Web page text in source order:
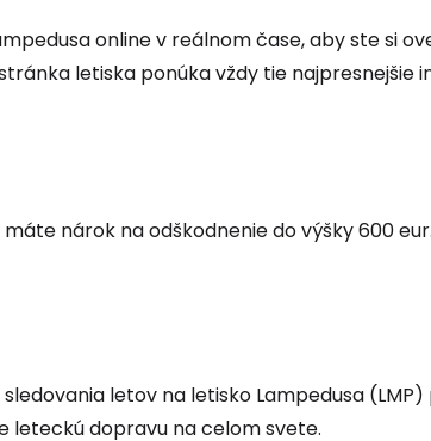
online v reálnom čase, aby ste si
letiska ponúka vždy tie najpresnejšie
nárok na odškodnenie do výšky 600 eur.
letov na letisko Lampedusa
leteckú dopravu na celom svete.
Pokračovať s e-mailom